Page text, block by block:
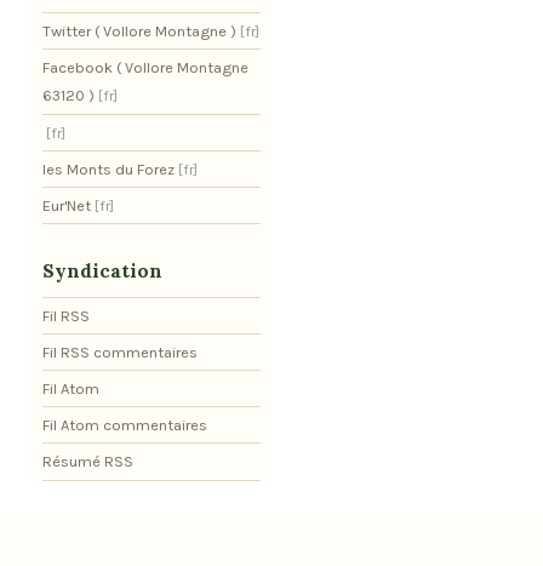
Twitter ( Vollore Montagne )
Facebook ( Vollore Montagne
63120 )
les Monts du Forez
Eur'Net
Syndication
Fil RSS
Fil RSS commentaires
Fil Atom
Fil Atom commentaires
Résumé RSS